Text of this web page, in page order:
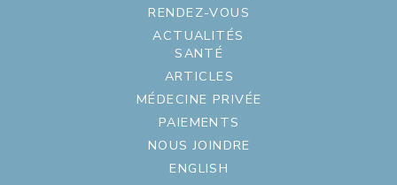
RENDEZ-VOUS
ACTUALITÉS
SANTÉ
ARTICLES
MÉDECINE PRIVÉE
PAIEMENTS
NOUS JOINDRE
ENGLISH